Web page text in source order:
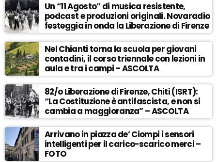
Un “11 Agosto” di musica resistente,
podcast e produzioni originali. Novaradio
festeggia in onda la Liberazione di Firenze
Nel Chianti torna la scuola per giovani
contadini, il corso triennale con lezioni in
aula e tra i campi – ASCOLTA
82/o Liberazione di Firenze, Chiti (ISRT):
“La Costituzione è antifascista, e non si
cambia a maggioranza” – ASCOLTA
Arrivano in piazza de’ Ciompi i sensori
intelligenti per il carico-scarico merci –
FOTO